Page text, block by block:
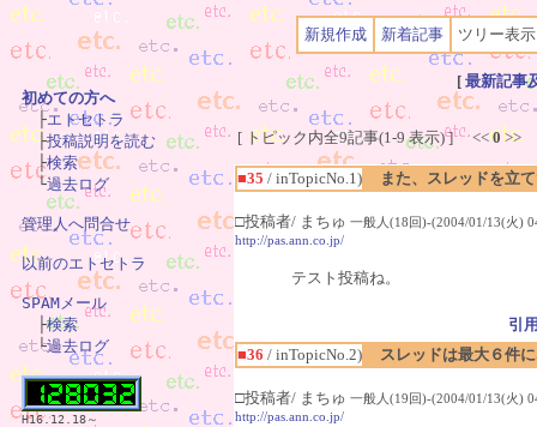
新規作成 新着記事 ツリー表示
[ 最新記事
[ トピック内全9記事(1-9 表示) ] <<0 >>
■35 / inTopicNo.1) また、スレッドを立
□投稿者/ まちゅ 一般人(18回)-(2004/01/13(火)
http://pas.ann.co.jp/
テスト投稿ね。
引
■36 / inTopicNo.2) スレッドは最大６件
□投稿者/ まちゅ 一般人(19回)-(2004/01/13(火)
http://pas.ann.co.jp/
初めての方へ
├エトセトラ
├投稿説明を読む
├検索
└過去ログ
管理人へ問合せ
以前のエトセトラ
SPAMメール
├検索
└過去ログ
H16.12.18～